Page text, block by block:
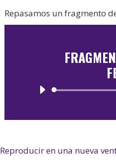
Repasamos un fragmento
Reproducir en una nueva